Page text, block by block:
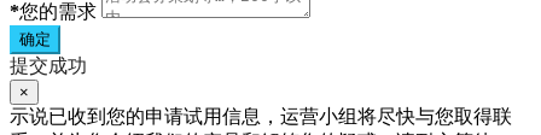
*您的需求
确定
提交成功
×
示说已收到您的申请试用信息，运营小组将尽快与您取得联